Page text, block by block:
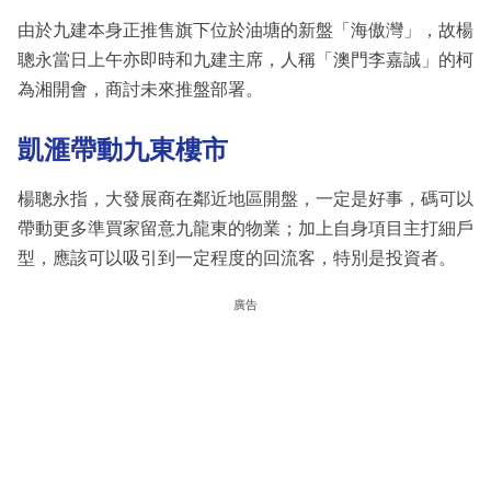
由於九建本身正推售旗下位於油塘的新盤「海傲灣」，故楊
聰永當日上午亦即時和九建主席，人稱「澳門李嘉誠」的柯
為湘開會，商討未來推盤部署。
凱滙帶動九東樓市
楊聰永指，大發展商在鄰近地區開盤，一定是好事，碼可以
帶動更多準買家留意九龍東的物業；加上自身項目主打細戶
型，應該可以吸引到一定程度的回流客，特別是投資者。
廣告